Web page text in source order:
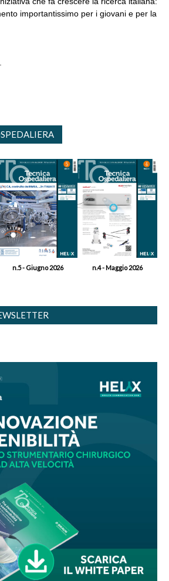
importantissimo per i giovani e per la
n.5 - Giugno 2026 n.4 - Maggio 2026